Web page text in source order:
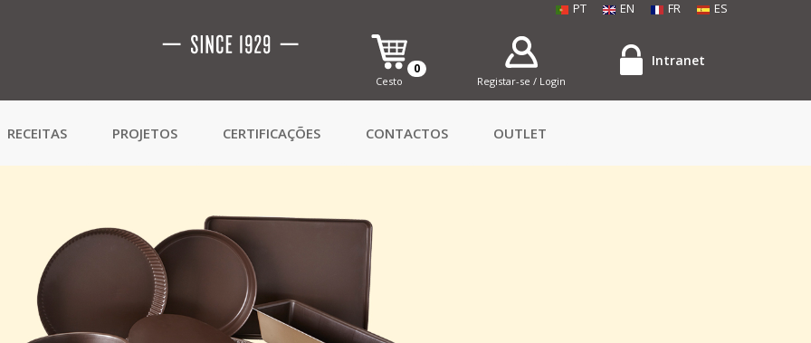
PT EN FR ES
Intranet
Registar-se / Login
0
Cesto
RECEITAS PROJETOS CERTIFICAÇÕES CONTACTOS OUTLET